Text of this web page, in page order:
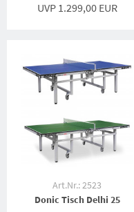
UVP 1.299,00 EUR
Art.Nr.: 2523
Donic Tisch Delhi 25